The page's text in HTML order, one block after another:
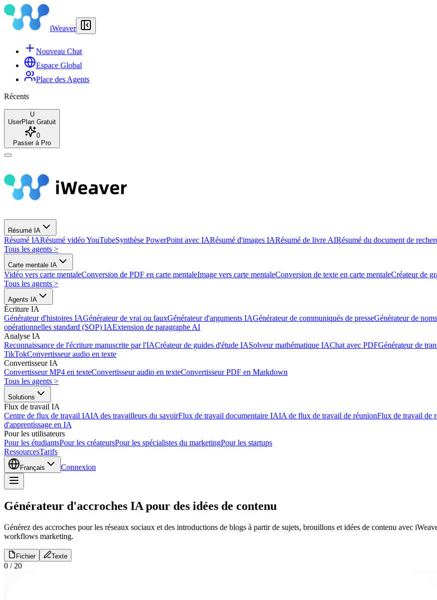
iWeaver
Nouveau Chat
Espace Global
Place des Agents
Récents
U
UserPlan Gratuit
0
Passer à Pro
Résumé IA
Résumé IARésumé vidéo YouTubeSynthèse PowerPoint avec IARésumé d'images IARésumé de livre AIRésumé du document de
Tous les agents >
Carte mentale IA
Vidéo vers carte mentaleConversion de PDF en carte mentaleImage vers carte mentaleConversion de texte en carte mentaleCréateur de
Tous les agents >
Agents IA
Écriture IA
Générateur d'histoires IAGénérateur de vrai ou fauxGénérateur d'arguments IAGénérateur de communiqués de presseGénérateur de
opérationnelles standard (SOP) IAExtension de paragraphe AI
Analyse IA
Reconnaissance de l'écriture manuscrite par l'IACréateur de guides d'étude IASolveur mathématique IAChat avec PDFGénérateur de
TikTokConvertisseur audio en texte
Convertisseur IA
Convertisseur MP4 en texteConvertisseur audio en texteConvertisseur PDF en Markdown
Tous les agents >
Solutions
Flux de travail IA
Centre de flux de travail IAIA des travailleurs du savoirFlux de travail documentaire IAIA de flux de travail de réunionFlux de travail de
d'apprentissage en IA
Pour les utilisateurs
Pour les étudiantsPour les créateursPour les spécialistes du marketingPour les startups
RessourcesTarifs
Français Connexion
Générateur d'accroches IA pour des idées de contenu
Générez des accroches pour les réseaux sociaux et des introductions de blogs à partir de sujets, brouillons et idées de contenu avec
workflows marketing.
Fichier Texte
0 / 20